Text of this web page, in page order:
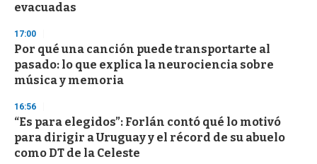
evacuadas
17:00
Por qué una canción puede transportarte al
pasado: lo que explica la neurociencia sobre
música y memoria
16:56
“Es para elegidos”: Forlán contó qué lo motivó
para dirigir a Uruguay y el récord de su abuelo
como DT de la Celeste